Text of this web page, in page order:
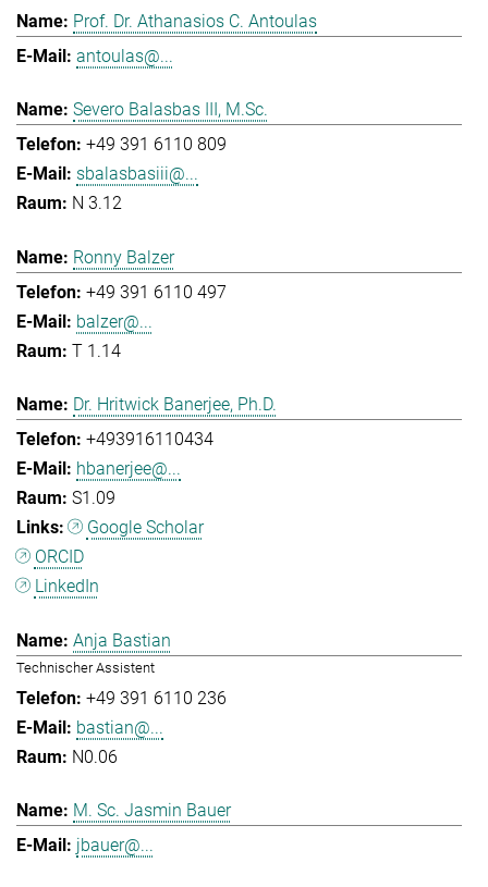
Prof. Dr. Athanasios C. Antoulas
antoulas@...
Severo Balasbas III, M.Sc.
+49 391 6110 809
sbalasbasiii@...
N 3.12
Ronny Balzer
+49 391 6110 497
balzer@...
T 1.14
Dr. Hritwick Banerjee, Ph.D.
+493916110434
hbanerjee@...
S1.09
Google Scholar
ORCID
LinkedIn
Anja Bastian
Technischer Assistent
+49 391 6110 236
bastian@...
N0.06
M. Sc. Jasmin Bauer
jbauer@...